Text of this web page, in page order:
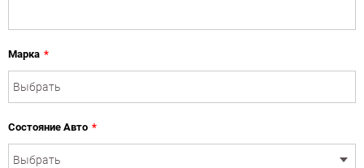
Марка *
Состояние Авто *